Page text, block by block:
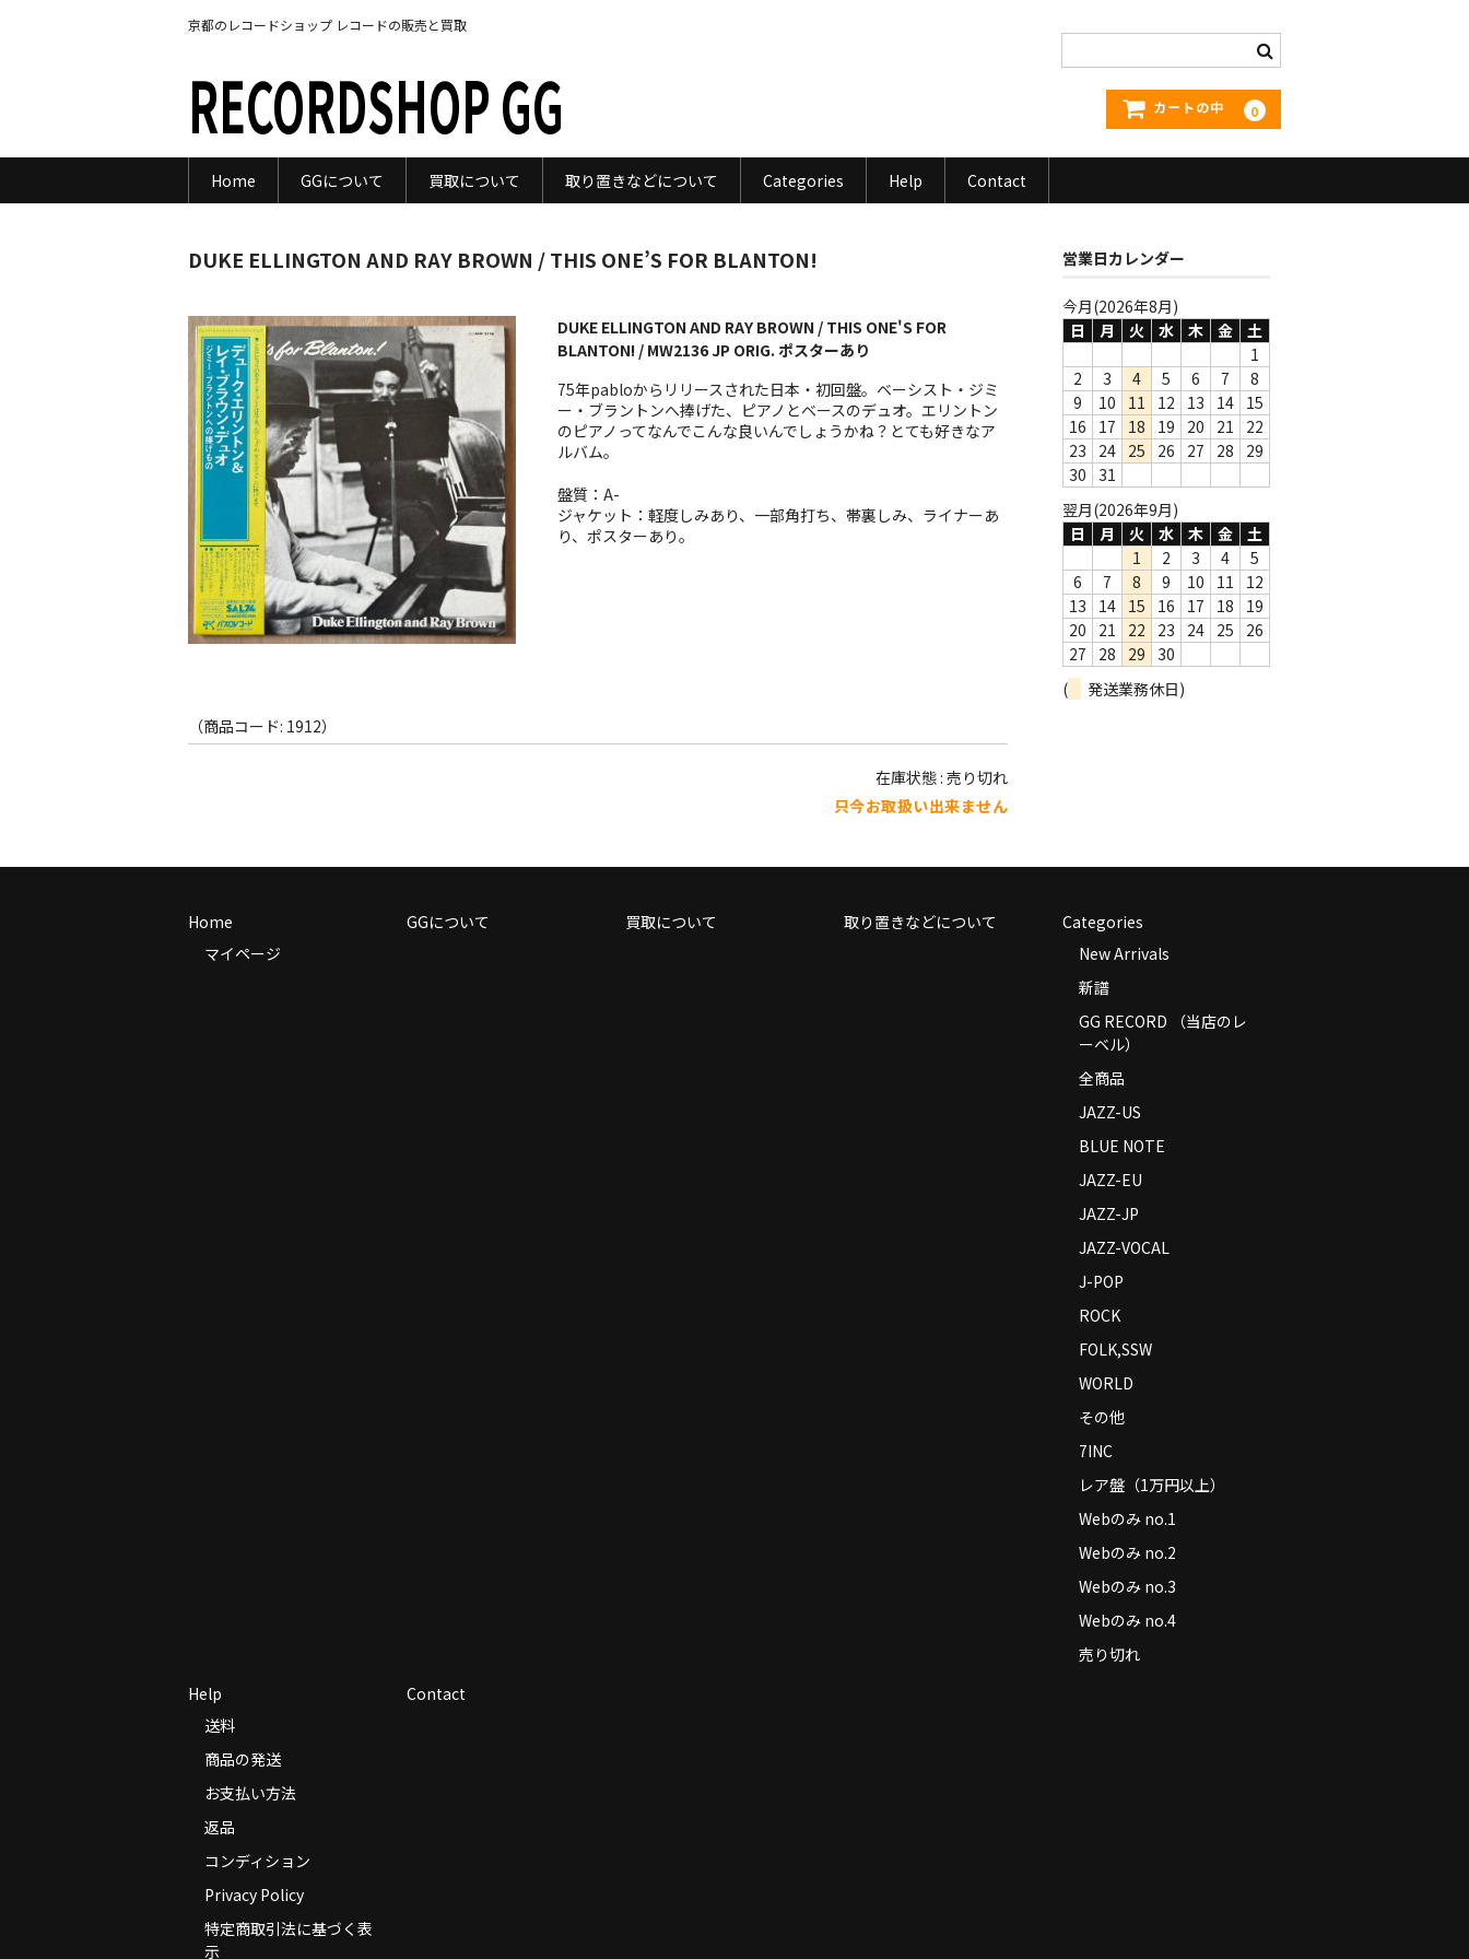
京都のレコードショップ レコードの販売と買取
RECORDSHOP GG カートの中 0
Home GGについて 買取について 取り置きなどについて Categories Help Contact
DUKE ELLINGTON AND RAY BROWN / THIS ONE’S FOR BLANTON!
DUKE ELLINGTON AND RAY BROWN / THIS ONE'S FOR
BLANTON! / MW2136 JP ORIG. ポスターあり
75年pabloからリリースされた日本・初回盤。ベーシスト・ジミ
ー・ブラントンへ捧げた、ピアノとベースのデュオ。エリントン
のピアノってなんでこんな良いんでしょうかね？とても好きなア
ルバム。
盤質：A-
ジャケット：軽度しみあり、一部角打ち、帯裏しみ、ライナーあ
り、ポスターあり。
（商品コード: 1912）
在庫状態 : 売り切れ
只今お取扱い出来ません
営業日カレンダー
今月(2026年8月)
日
月 火 水 木 金
土
1
2
3 4 5 6 7
8
9
10 11 12 13 14 15
16
17 18 19 20 21
22
23
24 25 26 27 28
29
30
31
翌月(2026年9月)
日
月 火 水 木 金
土
1
2 3 4
5
6
7 8 9 10 11
12
13
14 15 16 17 18
19
20
21 22 23 24 25
26
27
28 29
30
(
発送業務休日)
Home
マイページ
GGについて 買取について 取り置きなどについて
Categories
New Arrivals
新譜
GG RECORD （当店のレ
ーベル）
全商品
JAZZ-US
BLUE NOTE
JAZZ-EU
JAZZ-JP
JAZZ-VOCAL
J-POP
ROCK
FOLK,SSW
WORLD
その他
7INC
レア盤（1万円以上）
Webのみ no.1
Webのみ no.2
Webのみ no.3
Webのみ no.4
売り切れ
Help
送料
商品の発送
お支払い方法
返品
コンディション
Privacy Policy
特定商取引法に基づく表
示
Contact